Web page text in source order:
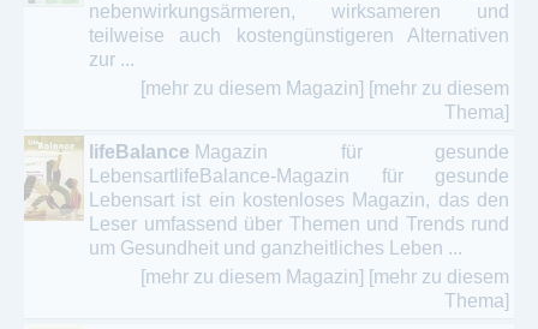
nebenwirkungsärmeren, wirksameren und
teilweise auch kostengünstigeren Alternativen
zur ...
[mehr zu diesem Magazin] [mehr zu diesem
Thema]
lifeBalance Magazin für gesunde
LebensartlifeBalance-Magazin für gesunde
Lebensart ist ein kostenloses Magazin, das den
Leser umfassend über Themen und Trends rund
um Gesundheit und ganzheitliches Leben ...
[mehr zu diesem Magazin] [mehr zu diesem
Thema]